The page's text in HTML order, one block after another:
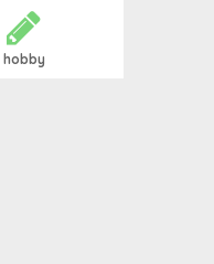
hobby